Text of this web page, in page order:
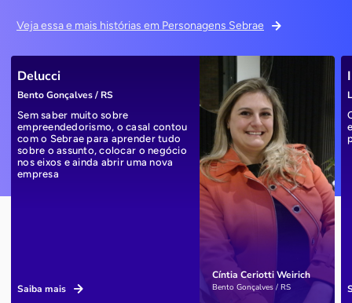
Veja essa e mais histórias em Personagens Sebrae
Cíntia Ceriotti Weirich
Bento Gonçalves / RS
Delucci
Bento Gonçalves / RS
Sem saber muito sobre
empreendedorismo, o casal contou
com o Sebrae para aprender tudo
sobre o assunto, colocar o negócio
nos eixos e ainda abrir uma nova
empresa
Saiba mais